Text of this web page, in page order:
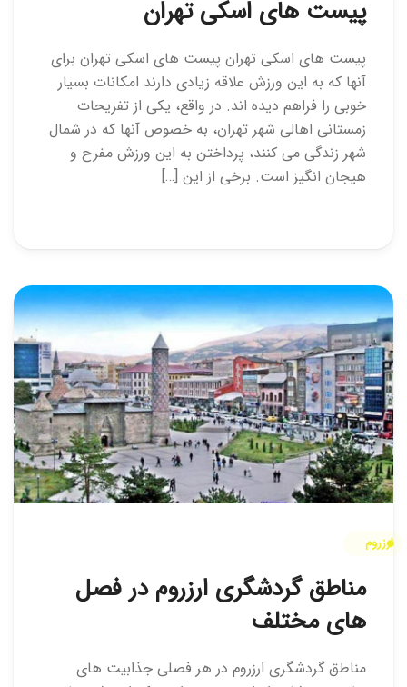
پیست های اسکی تهران
پیست های اسکی تهران پیست های اسکی تهران برای
آنها که به این ورزش علاقه زیادی دارند امکانات بسیار
خوبی را فراهم دیده اند. در واقع، یکی از تفریحات
زمستانی اهالی شهر تهران، به خصوص آنها که در شمال
شهر زندگی می کنند، پرداختن به این ورزش مفرح و
هیجان انگیز است. برخی از این […]
ارزروم
مناطق گردشگری ارزروم در فصل
های مختلف
مناطق گردشگری ارزروم در هر فصلی جذابیت های